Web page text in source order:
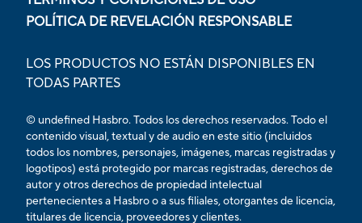
POLÍTICA DE REVELACIÓN RESPONSABLE
LOS PRODUCTOS NO ESTÁN DISPONIBLES EN
TODAS PARTES
© undefined Hasbro. Todos los derechos reservados. Todo el
contenido visual, textual y de audio en este sitio (incluidos
todos los nombres, personajes, imágenes, marcas registradas y
logotipos) está protegido por marcas registradas, derechos de
autor y otros derechos de propiedad intelectual
pertenecientes a Hasbro o a sus filiales, otorgantes de licencia,
titulares de licencia, proveedores y clientes.